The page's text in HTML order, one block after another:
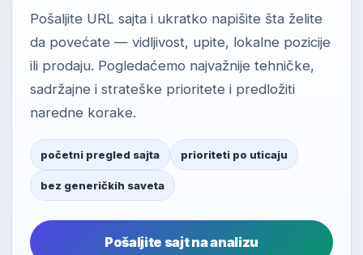
Pošaljite URL sajta i ukratko napišite šta želite
da povećate — vidljivost, upite, lokalne pozicije
ili prodaju. Pogledaćemo najvažnije tehničke,
sadržajne i strateške prioritete i predložiti
naredne korake.
početni pregled sajta prioriteti po uticaju
bez generičkih saveta
Pošaljite sajt na analizu